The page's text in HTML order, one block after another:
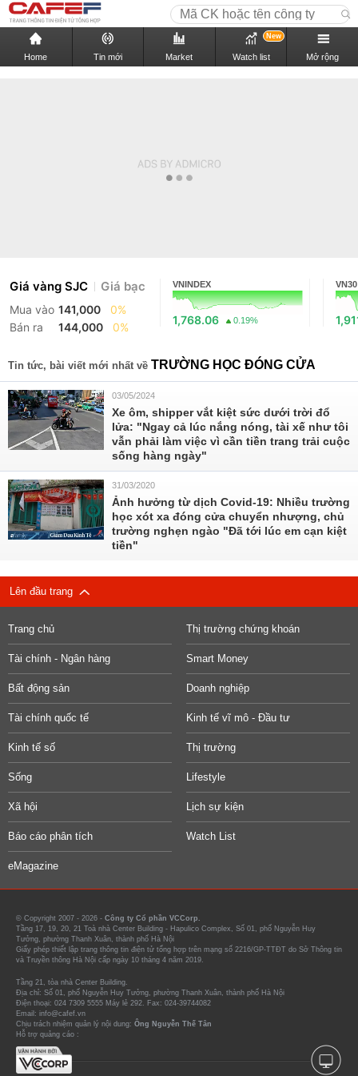
Home Tin mới Market Watch list
New
Mở rộng
Giá vàng SJC Giá bạc
Mua vào 141,000
0%
Bán ra
144,000 0%
VNINDEX
1,768.06 0.19%
VN30
Tin tức, bài viết mới nhất về TRƯỜNG HỌC ĐÓNG CỬA
03/05/2024
Xe ôm, shipper vắt kiệt sức dưới trời đổ
lửa: "Ngay cả lúc nắng nóng, tài xế như tôi
vẫn phải làm việc vì cần tiền trang trải cuộc
sống hàng ngày"
31/03/2020
Ảnh hưởng từ dịch Covid-19: Nhiều trường
học xót xa đóng cửa chuyển nhượng, chủ
trường nghẹn ngào "Đã tới lúc em cạn kiệt
tiền"
Lên đầu trang
Trang chủ Thị trường chứng khoán
Tài chính - Ngân hàng Smart Money
Bất động sản Doanh nghiệp
Tài chính quốc tế Kinh tế vĩ mô - Đầu tư
Kinh tế số Thị trường
Sống Lifestyle
Xã hội Lịch sự kiện
Báo cáo phân tích Watch List
eMagazine
© Copyright 2007 - 2026 - Công ty Cổ phần VCCorp.
Tầng 17, 19, 20, 21 Toà nhà Center Building - Hapulico Complex, Số 01, phố Nguyễn Huy
Tưởng, phường Thanh Xuân, thành phố Hà Nội
Giấy phép thiết lập trang thông tin điện tử tổng hợp trên mạng số 2216/GP-TTĐT do Sở Thông tin
và Truyền thông Hà Nội cấp ngày 10 tháng 4 năm 2019.
Tầng 21, tòa nhà Center Building.
Địa chỉ: Số 01, phố Nguyễn Huy Tưởng, phường Thanh Xuân, thành phố Hà Nội
Điện thoại: 024 7309 5555 Máy lẻ 292. Fax: 024-39744082
Email: info@cafef.vn
Chịu trách nhiệm quản lý nội dung: Ông Nguyễn Thế Tân
Hỗ trợ quảng cáo :